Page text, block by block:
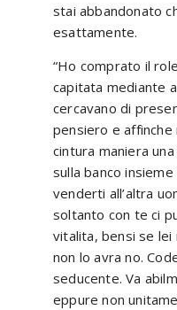
stai abbandonato
esattamente.
“Ho comprato il
capitata mediante
cercavano di
pensiero e affinche
cintura maniera
sulla banco
venderti all’altra
soltanto con te ci
vitalita, bensi se
non lo avra no.
seducente. Va
eppure non